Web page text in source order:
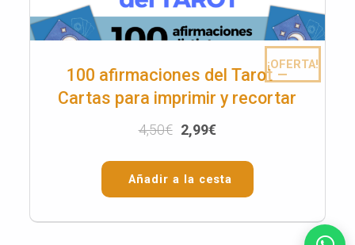
100 afirmaciones del Tarot –
Cartas para imprimir y recortar
¡OFERTA!
4,50€ 2,99€
Añadir a la cesta